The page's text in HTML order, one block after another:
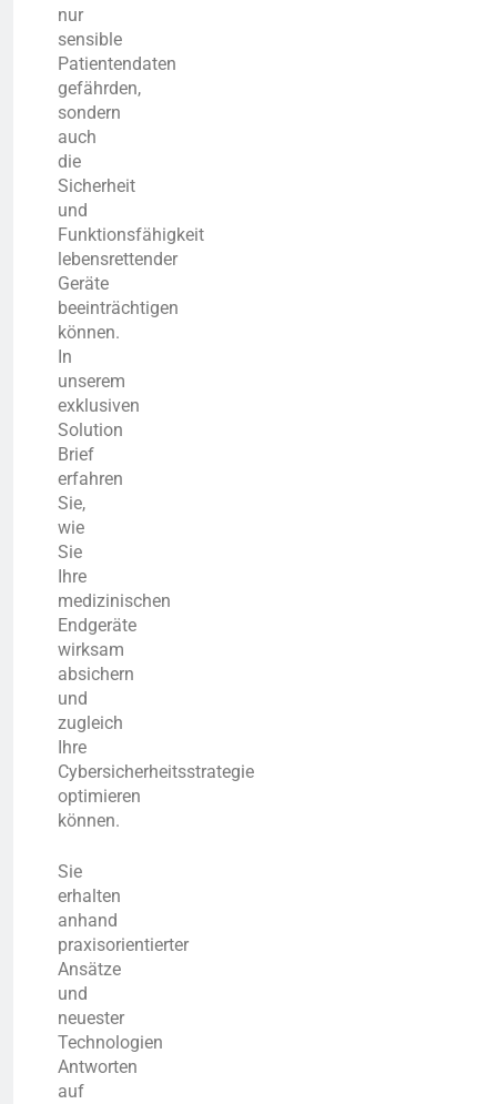
nur
sensible
Patientendaten
gefährden,
sondern
auch
die
Sicherheit
und
Funktionsfähigkeit
lebensrettender
Geräte
beeinträchtigen
können.
In
unserem
exklusiven
Solution
Brief
erfahren
Sie,
wie
Sie
Ihre
medizinischen
Endgeräte
wirksam
absichern
und
zugleich
Ihre
Cybersicherheitsstrategie
optimieren
können.
Sie
erhalten
anhand
praxisorientierter
Ansätze
und
neuester
Technologien
Antworten
auf